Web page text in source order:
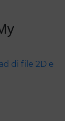
di file 2D e